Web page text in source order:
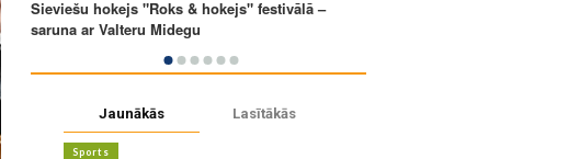
Jaunākās Lasītākās
Sports